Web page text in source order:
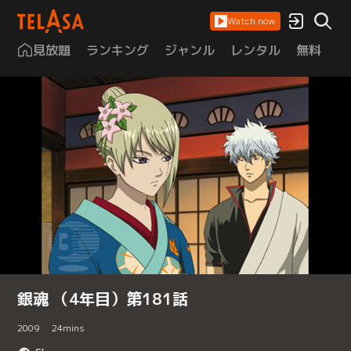
Watch now
見放題 ランキング ジャンル レンタル 無料
銀魂 （4年目）第181話
2009 24mins